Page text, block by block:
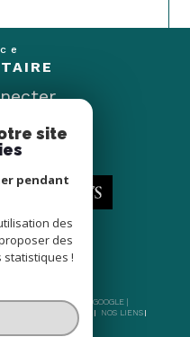
POWERED BY GOOGLE |
LÉGALES ADMIN
NOS LIENS
site
pendant
des
des
!